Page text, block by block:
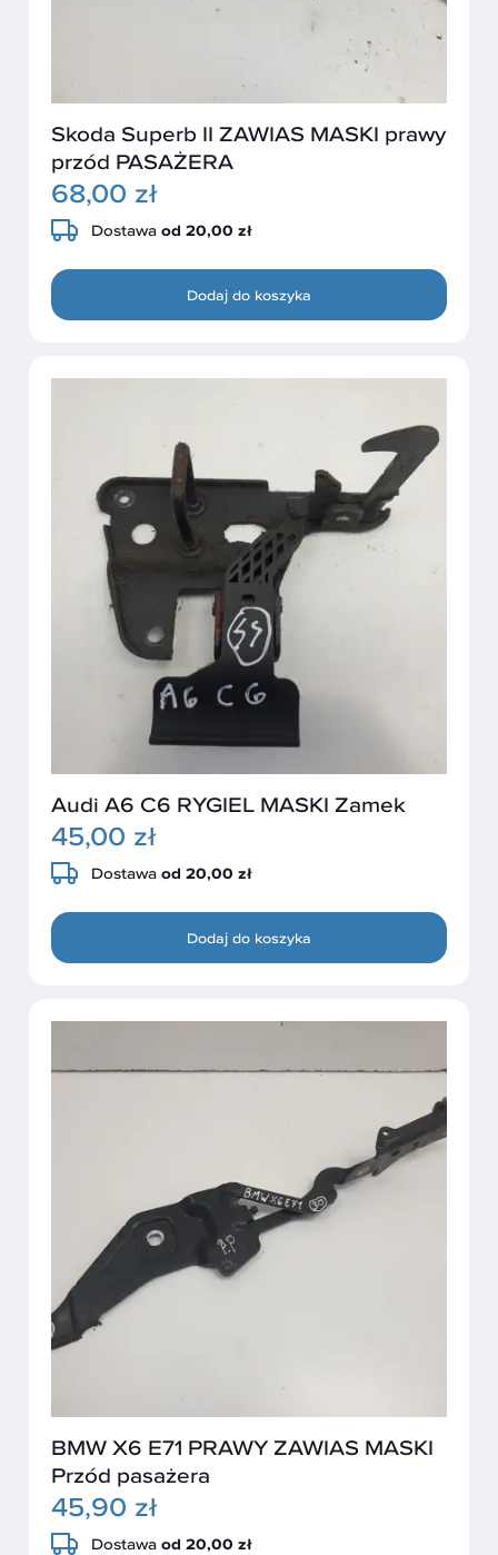
Skoda Superb II ZAWIAS MASKI prawy
przód PASAŻERA
68,00 zł
Dostawa od 20,00 zł
Dodaj do koszyka
Audi A6 C6 RYGIEL MASKI Zamek
45,00 zł
Dostawa od 20,00 zł
Dodaj do koszyka
BMW X6 E71 PRAWY ZAWIAS MASKI
Przód pasażera
45,90 zł
Dostawa od 20,00 zł